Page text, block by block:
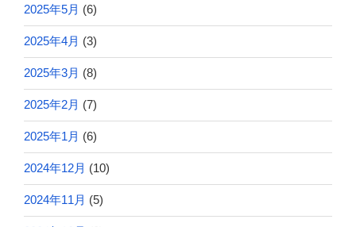
2025年5月 (6)
2025年4月 (3)
2025年3月 (8)
2025年2月 (7)
2025年1月 (6)
2024年12月 (10)
2024年11月 (5)